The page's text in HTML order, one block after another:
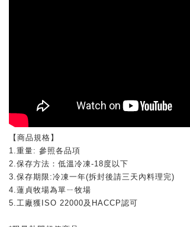
【商品規格】
1.重量: 參照各品項
2.保存方法：低溫冷凍-18度以下
3.保存期限:冷凍一年(拆封後請三天內料理完)
4.蓮貞牧場為單ㄧ牧場
5.工廠獲ISO 22000及HACCP認可